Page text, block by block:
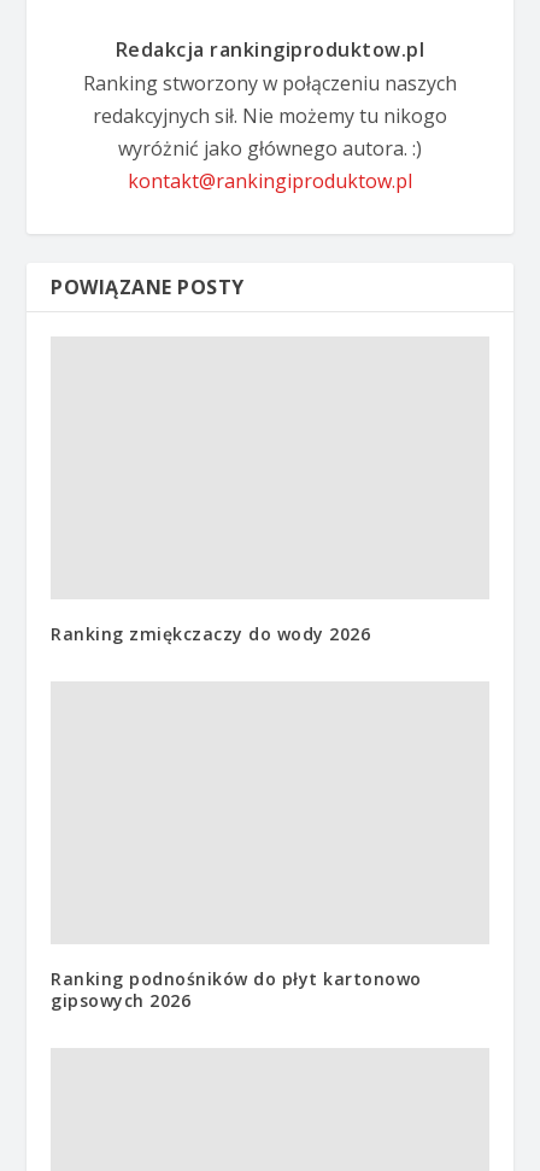
Redakcja rankingiproduktow.pl
Ranking stworzony w połączeniu naszych
redakcyjnych sił. Nie możemy tu nikogo
wyróżnić jako głównego autora. :)
kontakt@rankingiproduktow.pl
POWIĄZANE POSTY
Ranking zmiękczaczy do wody 2026
Ranking podnośników do płyt kartonowo
gipsowych 2026